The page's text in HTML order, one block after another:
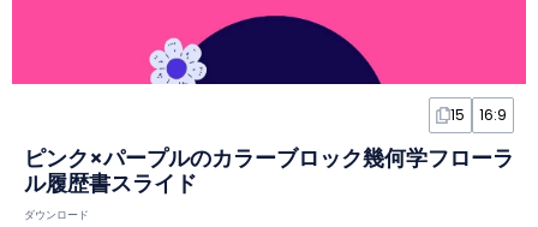
15 16:9
ピンク×パープルのカラーブロック幾何学フローラ
ル履歴書スライド
ダウンロード